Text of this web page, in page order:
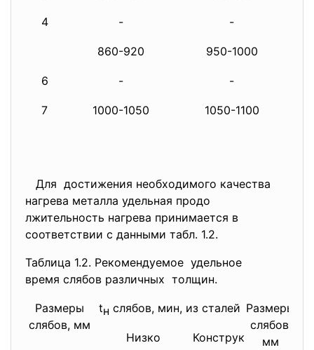
4 - -
860-920 950-1000
6 - -
7 1000-1050 1050-1100
Для достижения необходимого качества
нагрева металла удельная продо
лжительность нагрева принимается в
соответствии с данными табл. 1.2.
Таблица 1.2. Рекомендуемое удельное
время слябов различных толщин.
Размеры
слябов, мм
tн слябов, мин, из сталей Размеры
слябов,
мм
Низко Конструк